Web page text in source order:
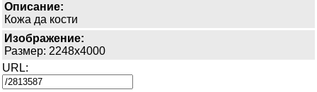
Описание:
Кожа да кости
Изображение:
Размер: 2248x4000
URL: